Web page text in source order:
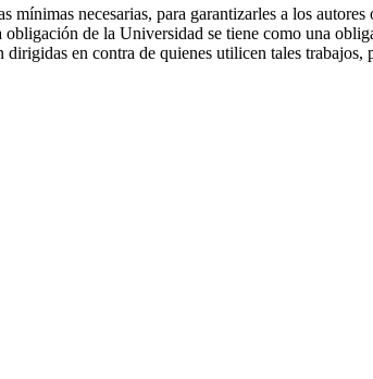
necesarias, para garantizarles a los
de la Universidad se tiene como una
en contra de quienes utilicen tales